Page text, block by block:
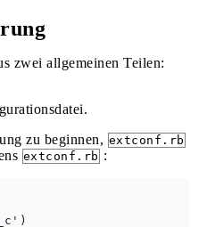
zwei allgemeinen Teilen:
zu beginnen, extconf.rb
extconf.rb :